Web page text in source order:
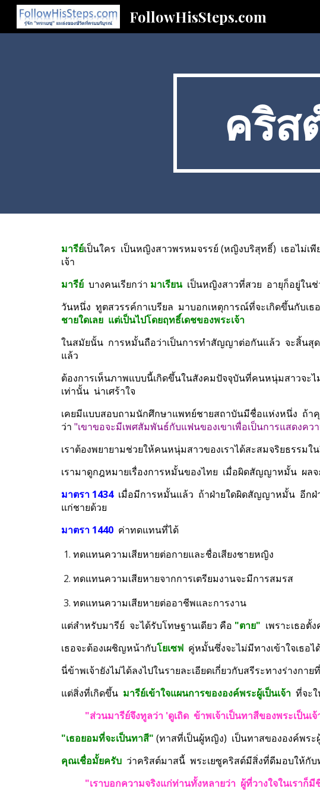
Skip to main
FollowHisSteps.com
คริส
มารีย์เป็นใคร  เป็นหญิงสาวพรหมจรรย์ (หญิงบริสุทธิ์)  เธอไม่เ
เจ้า
มารีย์
  บางคนเรียกว่า
มาเรียน
เป็นหญิงสาวที่สวย  อายุก็อยู่ใ
วันหนึ่ง  ทูตสวรรค์กาเบรียล  มาบอกเหตุการณ์ที่จะเกิดขึ้นกับเธอ
ชายใดเลย  แต่เป็นไปโดยฤทธิ์เดชของพระเจ้า
ในสมัยนั้น  การหมั้นถือว่าเป็นการทำสัญญาต่อกันแล้ว  จะสิ้นสุ
แล้ว
ต้องการเห็นภาพแบบนี้เกิดขึ้นในสังคมปัจจุบันที่คนหนุ่มสาวจะ
เท่านั้น  น่าเศร้าใจ
เคยมีแบบสอบถามนักศึกษาแพทย์ชายสถาบันมีชื่อแห่งหนึ่ง  ถ้
ว่า "เขาขอจะมีเพศสัมพันธ์กับแฟนของเขาเพื่อเป็นการแสดงคว
เราต้องพยายามช่วยให้คนหนุ่มสาวของเราได้สะสมจริยธรรม
เรามาดูกฎหมายเรื่องการหมั้นของไทย  เมื่อผิดสัญญาหมั้น  ผลจ
มาตรา 1434 เมื่อมีการหมั้นแล้ว  ถ้าฝ่ายใดผิดสัญญาหมั้น  อีก
แก่ชายด้วย
มาตรา 1440 ค่าทดแทนที่ได้
ทดแทนความเสียหายต่อกายและชื่อเสียงชายหญิง
ทดแทนความเสียหายจากการเตรียมงานจะมีการสมรส
ทดแทนความเสียหายต่ออาชีพและการงาน
แต่สำหรับมารีย์  จะได้รับโทษฐานเดียว คือ "ตาย"
เพราะเธอ
เธอจะต้องเผชิญหน้ากับโยเซฟ
คู่หมั้นซึ่งจะไม่มีทางเข้าใจเธอไ
นี่ข้าพเจ้ายังไม่ได้ลงไปในรายละเอียดเกี่ยวกับสรีระทางร่างก
แต่สิ่งที่เกิดขึ้น มารีย์เข้าใจแผนการขององค์พระผู้เป็นเจ้า
ที่จ
"ส่วนมารีย์จึงทูลว่า 'ดูเถิด  ข้าพเจ้าเป็นทาสีของพระเป็น
"เธอยอมที่จะเป็นทาสี" (ทาสที่เป็นผู้หญิง)  เป็นทาสขององค์พระ
คุณเชื่อมั้ยครับ
ว่าคริสต์มาสนี้  พระเยซูคริสต์มีสิ่งที่ดีมอบใ
"เราบอกความจริงแก่ท่านทั้งหลายว่า  ผู้ที่วางใจในเราก็